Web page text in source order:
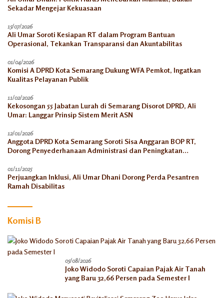
Sekadar Mengejar Kekuasaan
15/07/2026
Ali Umar Soroti Kesiapan RT dalam Program Bantuan
Operasional, Tekankan Transparansi dan Akuntabilitas
01/04/2026
Komisi A DPRD Kota Semarang Dukung WFA Pemkot, Ingatkan
Kualitas Pelayanan Publik
11/02/2026
Kekosongan 55 Jabatan Lurah di Semarang Disorot DPRD, Ali
Umar: Langgar Prinsip Sistem Merit ASN
12/01/2026
Anggota DPRD Kota Semarang Soroti Sisa Anggaran BOP RT,
Dorong Penyederhanaan Administrasi dan Peningkatan
01/11/2025
Perjuangkan Inklusi, Ali Umar Dhani Dorong Perda Pesantren
Ramah Disabilitas
Komisi B
05/08/2026
Joko Widodo Soroti Capaian Pajak Air Tanah
yang Baru 32,66 Persen pada Semester I